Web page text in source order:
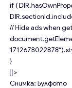
if (
// Hide ads when
}
]]>
Снимка: Булфото